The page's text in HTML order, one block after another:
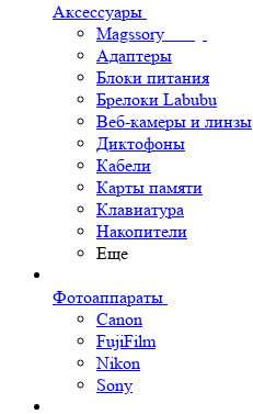
Аксессуары
Magssory
Адаптеры
Блоки питания
Брелоки Labubu
Веб-камеры и линзы
Диктофоны
Кабели
Карты памяти
Клавиатура
Накопители
Еще
Фотоаппараты
Canon
FujiFilm
Nikon
Sony